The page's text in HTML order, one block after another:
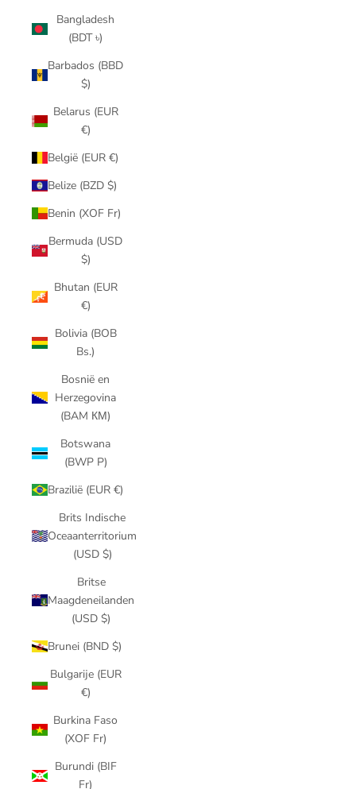
Bangladesh
(BDT ৳)
Barbados (BBD
$)
Belarus (EUR
€)
België (EUR €)
Belize (BZD $)
Benin (XOF Fr)
Bermuda (USD
$)
Bhutan (EUR
€)
Bolivia (BOB
Bs.)
Bosnië en
Herzegovina
(BAM КМ)
Botswana
(BWP P)
Brazilië (EUR €)
Brits Indische
Oceaanterritorium
(USD $)
Britse
Maagdeneilanden
(USD $)
Brunei (BND $)
Bulgarije (EUR
€)
Burkina Faso
(XOF Fr)
Burundi (BIF
Fr)